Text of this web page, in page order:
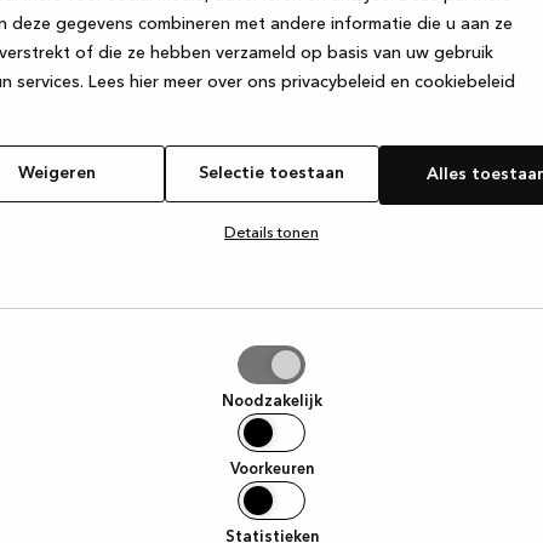
deze gegevens combineren met andere informatie die u aan ze
of die ze hebben verzameld op basis van uw gebruik
services. Lees hier meer over ons privacybeleid en cookiebeleid
Weigeren Selectie toestaan Alles
Details tonen
Noodzakelijk
Voorkeuren
Statistieken
has occurred while loadingwww.kvik.nl (see the